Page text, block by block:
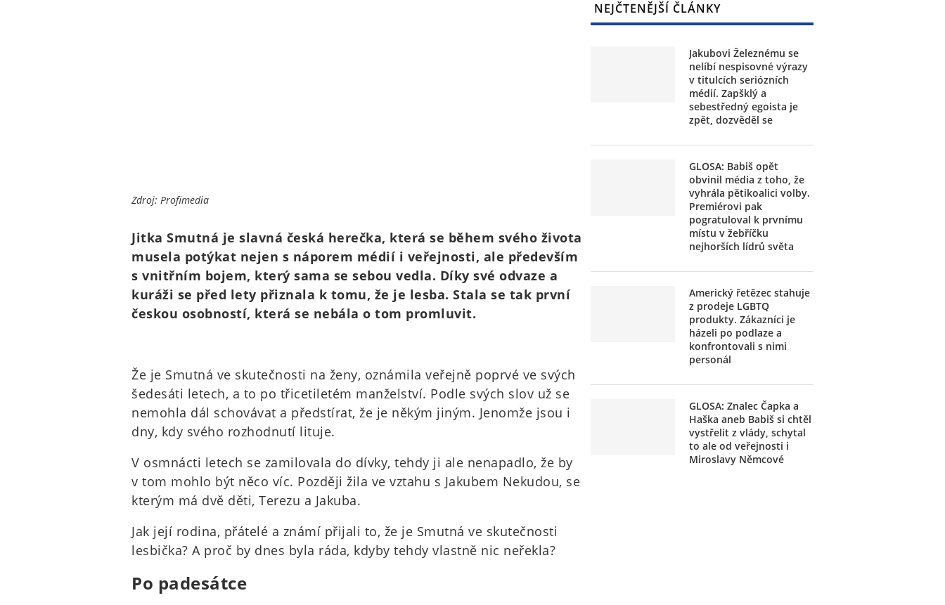
Zdroj: Profimedia
Jitka Smutná je slavná česká herečka, která se během svého života
musela potýkat nejen s náporem médií i veřejnosti, ale především
s vnitřním bojem, který sama se sebou vedla. Díky své odvaze a
kuráži se před lety přiznala k tomu, že je lesba. Stala se tak první
českou osobností, která se nebála o tom promluvit.
Že je Smutná ve skutečnosti na ženy, oznámila veřejně poprvé ve svých
šedesáti letech, a to po třicetiletém manželství. Podle svých slov už se
nemohla dál schovávat a předstírat, že je někým jiným. Jenomže jsou i
dny, kdy svého rozhodnutí lituje.
V osmnácti letech se zamilovala do dívky, tehdy ji ale nenapadlo, že by
v tom mohlo být něco víc. Později žila ve vztahu s Jakubem Nekudou, se
kterým má dvě děti, Terezu a Jakuba.
Jak její rodina, přátelé a známí přijali to, že je Smutná ve skutečnosti
lesbička? A proč by dnes byla ráda, kdyby tehdy vlastně nic neřekla?
Po padesátce
NEJČTENĚJŠÍ ČLÁNKY
Jakubovi Železnému se
nelíbí nespisovné výrazy
v titulcích seriózních
médií. Zapšklý a
sebestředný egoista je
zpět, dozvěděl se
GLOSA: Babiš opět
obvinil média z toho, že
vyhrála pětikoalici volby.
Premiérovi pak
pogratuloval k prvnímu
místu v žebříčku
nejhorších lídrů světa
Americký řetězec stahuje
z prodeje LGBTQ
produkty. Zákazníci je
házeli po podlaze a
konfrontovali s nimi
personál
GLOSA: Znalec Čapka a
Haška aneb Babiš si chtěl
vystřelit z vlády, schytal
to ale od veřejnosti i
Miroslavy Němcové